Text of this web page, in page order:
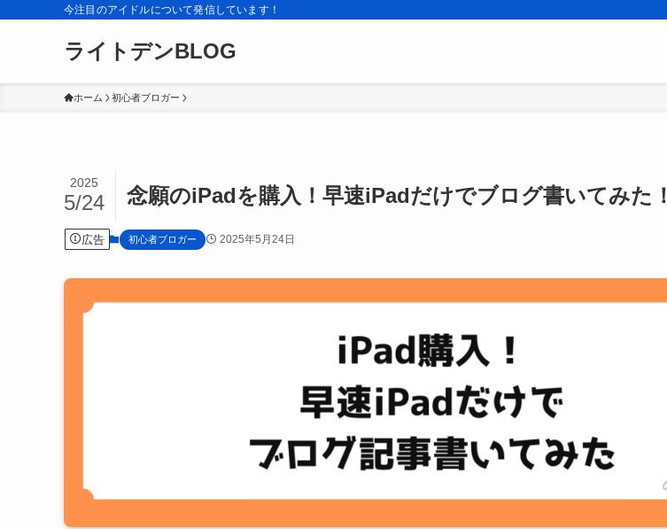
今注目のアイドルについて発信しています！
ライトデンBLOG
ホーム 初心者ブロガー
念願のiPadを購入！早速iPadだけでブログ書いてみた！
2025
5/24
広告 初心者ブロガー 2025年5月24日